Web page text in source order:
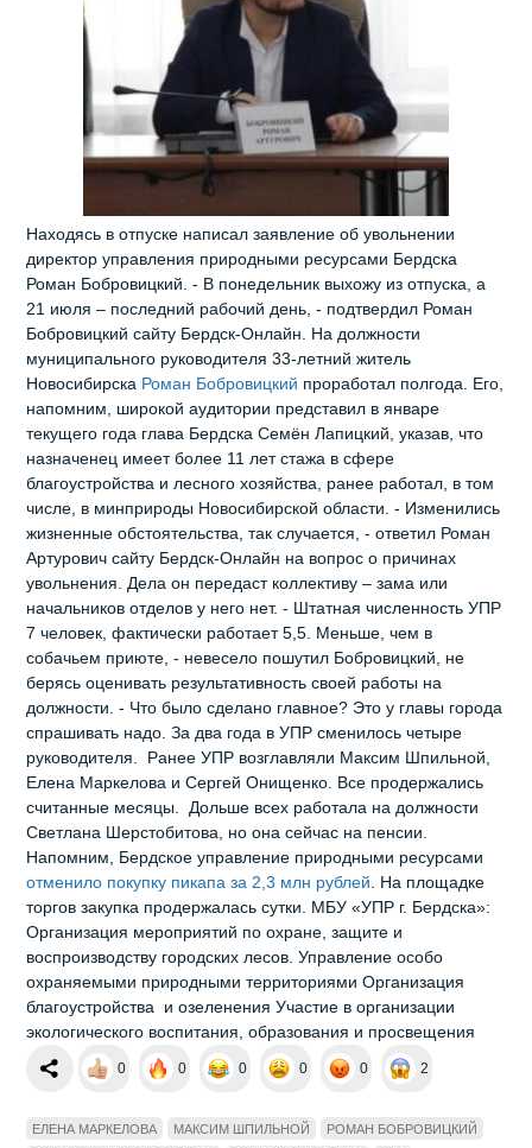
Находясь в отпуске написал заявление об увольнении
директор управления природными ресурсами Бердска
Роман Бобровицкий. - В понедельник выхожу из отпуска, а
21 июля – последний рабочий день, - подтвердил Роман
Бобровицкий сайту Бердск-Онлайн. На должности
муниципального руководителя 33-летний житель
Новосибирска Роман Бобровицкий проработал полгода. Его,
напомним, широкой аудитории представил в январе
текущего года глава Бердска Семён Лапицкий, указав, что
назначенец имеет более 11 лет стажа в сфере
благоустройства и лесного хозяйства, ранее работал, в том
числе, в минприроды Новосибирской области. - Изменились
жизненные обстоятельства, так случается, - ответил Роман
Артурович сайту Бердск-Онлайн на вопрос о причинах
увольнения. Дела он передаст коллективу – зама или
начальников отделов у него нет. - Штатная численность УПР
7 человек, фактически работает 5,5. Меньше, чем в
собачьем приюте, - невесело пошутил Бобровицкий, не
берясь оценивать результативность своей работы на
должности. - Что было сделано главное? Это у главы города
спрашивать надо. За два года в УПР сменилось четыре
руководителя. Ранее УПР возглавляли Максим Шпильной,
Елена Маркелова и Сергей Онищенко. Все продержались
считанные месяцы. Дольше всех работала на должности
Светлана Шерстобитова, но она сейчас на пенсии.
Напомним, Бердское управление природными ресурсами
отменило покупку пикапа за 2,3 млн рублей . На площадке
торгов закупка продержалась сутки. МБУ «УПР г. Бердска»:
Организация мероприятий по охране, защите и
воспроизводству городских лесов. Управление особо
охраняемыми природными территориями Организация
благоустройства и озеленения Участие в организации
экологического воспитания, образования и просвещения
0 0 0 0 0 2
ЕЛЕНА МАРКЕЛОВА МАКСИМ ШПИЛЬНОЙ
РОМАН БОБРОВИЦКИЙ